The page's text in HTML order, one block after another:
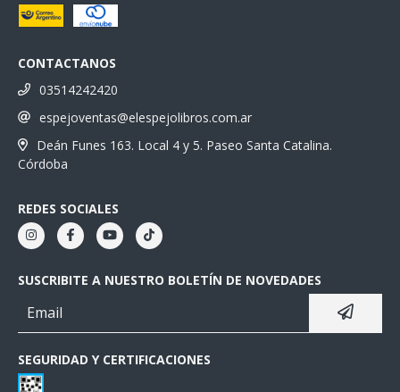
CONTACTANOS
03514242420
espejoventas@elespejolibros.com.ar
Deán Funes 163. Local 4 y 5. Paseo Santa Catalina.
Córdoba
REDES SOCIALES
SUSCRIBITE A NUESTRO BOLETÍN DE NOVEDADES
SEGURIDAD Y CERTIFICACIONES